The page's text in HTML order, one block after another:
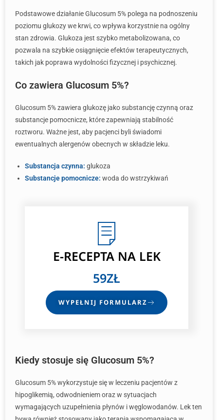
Podstawowe działanie Glucosum 5% polega na podnoszeniu
poziomu glukozy we krwi, co wpływa korzystnie na ogólny
stan zdrowia. Glukoza jest szybko metabolizowana, co
pozwala na szybkie osiągnięcie efektów terapeutycznych,
takich jak poprawa wydolności fizycznej i psychicznej.
Co zawiera Glucosum 5%?
Glucosum 5% zawiera glukozę jako substancję czynną oraz
substancje pomocnicze, które zapewniają stabilność
roztworu. Ważne jest, aby pacjenci byli świadomi
ewentualnych alergenów obecnych w składzie leku.
Substancja czynna: glukoza
Substancje pomocnicze: woda do wstrzykiwań
E-RECEPTANA LEK
59ZŁ
WYPEŁNIJ FORMULARZ
Kiedy stosuje się Glucosum 5%?
Glucosum 5% wykorzystuje się w leczeniu pacjentów z
hipoglikemią, odwodnieniem oraz w sytuacjach
wymagających uzupełnienia płynów i węglowodanów. Lek ten